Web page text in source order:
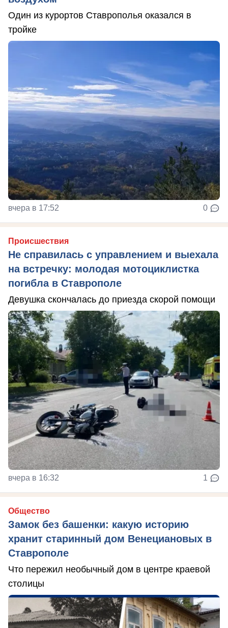
Один из курортов Ставрополья оказался в
тройке
вчера в 17:52 0
Происшествия
Не справилась с управлением и выехала
на встречку: молодая мотоциклистка
погибла в Ставрополе
Девушка скончалась до приезда скорой помощи
вчера в 16:32 1
Общество
Замок без башенки: какую историю
хранит старинный дом Венециановых в
Ставрополе
Что пережил необычный дом в центре краевой
столицы